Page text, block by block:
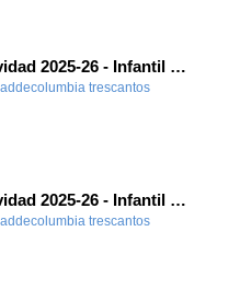
Festival de Navidad 2025-26 - Infantil 5 años
trescantos-
Festival de Navidad 2025-26 - Infantil 4 años
trescantos-